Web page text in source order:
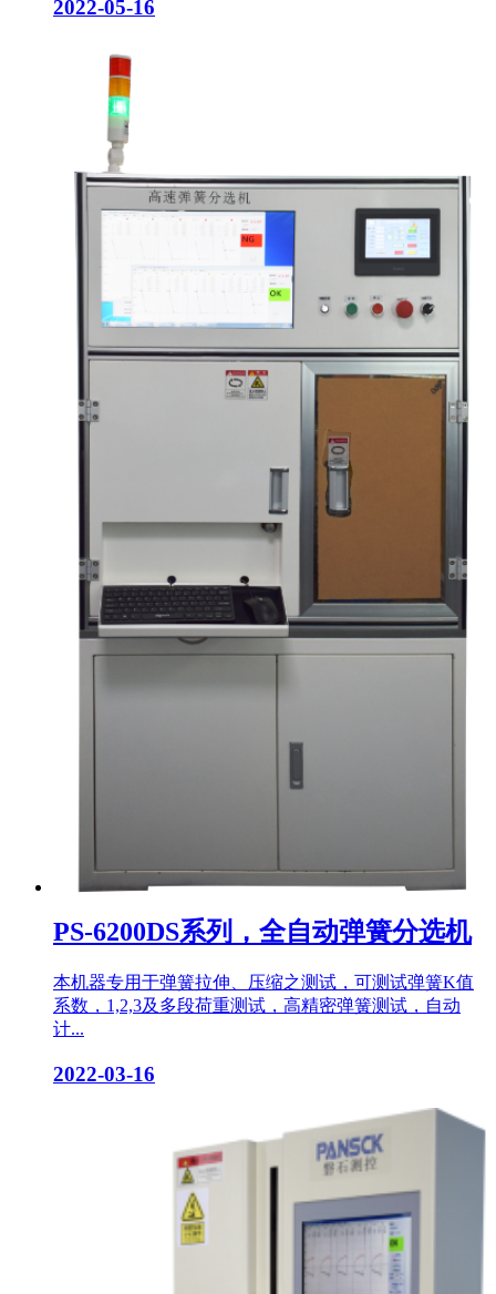
2022-05-16
PS-6200DS系列，全自动弹簧分选机
本机器专用于弹簧拉伸、压缩之测试，可测试弹簧K值
系数，1,2,3及多段荷重测试，高精密弹簧测试，自动
计...
2022-03-16